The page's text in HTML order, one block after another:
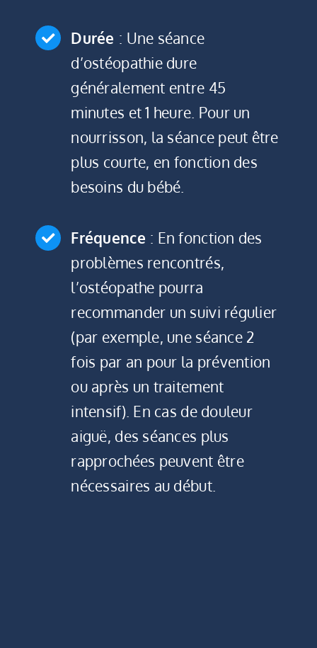
Durée : Une séance
d’ostéopathie dure
généralement entre 45
minutes et 1 heure. Pour un
nourrisson, la séance peut être
plus courte, en fonction des
besoins du bébé.
Fréquence : En fonction des
problèmes rencontrés,
l’ostéopathe pourra
recommander un suivi régulier
(par exemple, une séance 2
fois par an pour la prévention
ou après un traitement
intensif). En cas de douleur
aiguë, des séances plus
rapprochées peuvent être
nécessaires au début.